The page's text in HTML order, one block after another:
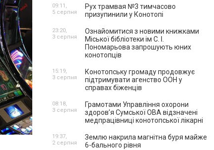
Рух трамвая №3 тимчасово
призупинили у Конотопі
09:11,
5 серпня
Ознайомитися з новими книжками
Міської бібліотеки ім С. І.
Пономарьова запрошують юних
конотопців
23:20,
3 серпня
Конотопську громаду продовжує
підтримувати агенство ООН у
справах біженців
15:19,
3 серпня
Грамотами Управління охорони
здоров’я Сумської ОВА відзначені
медпрацівниці конотопської лікарні
08:18,
3 серпня
Землю накрила магнітна буря майже
6-бального рівня
19:37,
2 серпня